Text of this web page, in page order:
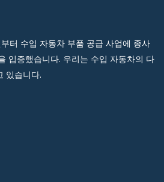
터 수입 자동차 부품 공급 사업에 종사
입증했습니다. 우리는 수입 자동차의 다
있습니다.